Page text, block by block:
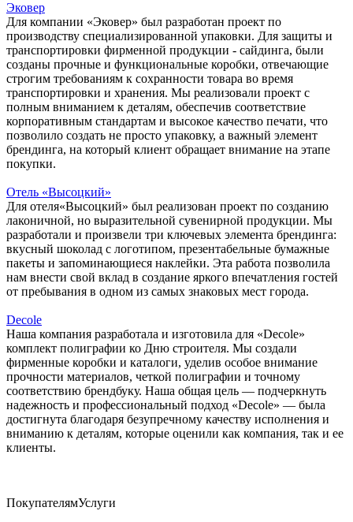
Эковер
Для компании «Эковер» был разработан проект по
производству специализированной упаковки. Для защиты и
транспортировки фирменной продукции - сайдинга, были
созданы прочные и функциональные коробки, отвечающие
строгим требованиям к сохранности товара во время
транспортировки и хранения. Мы реализовали проект с
полным вниманием к деталям, обеспечив соответствие
корпоративным стандартам и высокое качество печати, что
позволило создать не просто упаковку, а важный элемент
брендинга, на который клиент обращает внимание на этапе
покупки.
Отель «Высоцкий»
Для отеля«Высоцкий» был реализован проект по созданию
лаконичной, но выразительной сувенирной продукции. Мы
разработали и произвели три ключевых элемента брендинга:
вкусный шоколад с логотипом, презентабельные бумажные
пакеты и запоминающиеся наклейки. Эта работа позволила
нам внести свой вклад в создание яркого впечатления гостей
от пребывания в одном из самых знаковых мест города.
Decole
Наша компания разработала и изготовила для «Decole»
комплект полиграфии ко Дню строителя. Мы создали
фирменные коробки и каталоги, уделив особое внимание
прочности материалов, четкой полиграфии и точному
соответствию брендбуку. Наша общая цель — подчеркнуть
надежность и профессиональный подход «Decole» — была
достигнута благодаря безупречному качеству исполнения и
вниманию к деталям, которые оценили как компания, так и ее
клиенты.
ПокупателямУслуги